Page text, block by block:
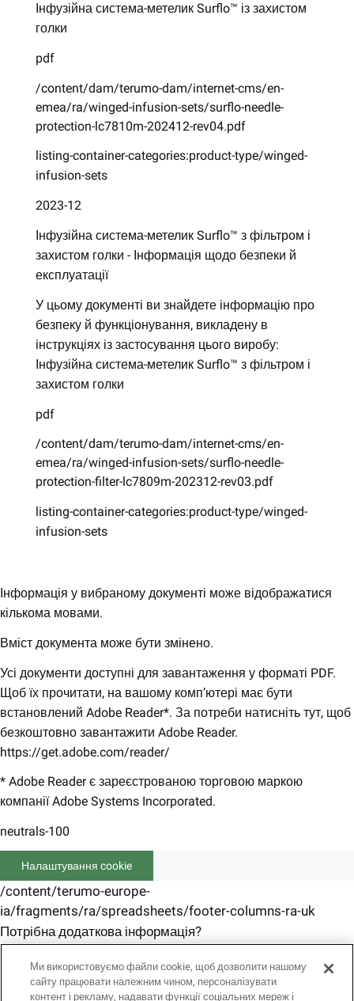
Інфузійна система-метелик Surflo™ із захистом
голки
pdf
/content/dam/terumo-dam/internet-cms/en-
emea/ra/winged-infusion-sets/surflo-needle-
protection-lc7810m-202412-rev04.pdf
listing-container-categories:product-type/winged-
infusion-sets
2023-12
Інфузійна система-метелик Surflo™ з фільтром і
захистом голки - Інформація щодо безпеки й
експлуатації
У цьому документі ви знайдете інформацію про
безпеку й функціонування, викладену в
інструкціях із застосування цього виробу:
Інфузійна система-метелик Surflo™ з фільтром і
захистом голки
pdf
/content/dam/terumo-dam/internet-cms/en-
emea/ra/winged-infusion-sets/surflo-needle-
protection-filter-lc7809m-202312-rev03.pdf
listing-container-categories:product-type/winged-
infusion-sets
Інформація у вибраному документі може відображатися
кількома мовами.
Вміст документа може бути змінено.
Усі документи доступні для завантаження у форматі PDF.
Щоб їх прочитати, на вашому комп’ютері має бути
встановлений Adobe Reader*. За потреби натисніть тут, щоб
безкоштовно завантажити Adobe Reader.
https://get.adobe.com/reader/
* Adobe Reader є зареєстрованою торговою маркою
компанії Adobe Systems Incorporated.
neutrals-100
Налаштування cookie
/content/terumo-europe-
ia/fragments/ra/spreadsheets/footer-columns-ra-uk
Потрібна додаткова інформація?
зв’яжіться з нами тут.
Зв’яжіться з нами
Ми використовуємо файли cookie, щоб дозволити нашому
сайту працювати належним чином, персоналізувати
контент і рекламу, надавати функції соціальних мереж і